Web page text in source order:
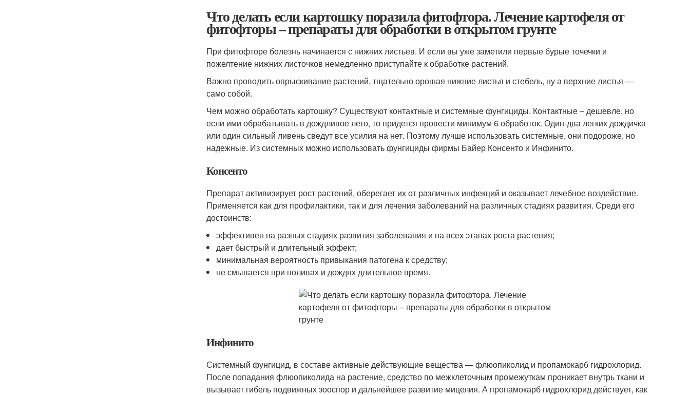
Что делать если картошку поразила фитофтора. Лечение картофеля от
фитофторы – препараты для обработки в открытом грунте
При фитофторе болезнь начинается с нижних листьев. И если вы уже заметили первые бурые точечки и
пожелтение нижних листочков немедленно приступайте к обработке растений.
Важно проводить опрыскивание растений, тщательно орошая нижние листья и стебель, ну а верхние листья —
само собой.
Чем можно обработать картошку? Существуют контактные и системные фунгициды. Контактные – дешевле, но
если ими обрабатывать в дождливое лето, то придется провести минимум 6 обработок. Один-два легких дождичка
или один сильный ливень сведут все усилия на нет. Поэтому лучше использовать системные, они подороже, но
надежные. Из системных можно использовать фунгициды фирмы Байер Консенто и Инфинито.
Консенто
Препарат активизирует рост растений, оберегает их от различных инфекций и оказывает лечебное воздействие.
Применяется как для профилактики, так и для лечения заболеваний на различных стадиях развития. Среди его
достоинств:
эффективен на разных стадиях развития заболевания и на всех этапах роста растения;
дает быстрый и длительный эффект;
минимальная вероятность привыкания патогена к средству;
не смывается при поливах и дождях длительное время.
Инфинито
Системный фунгицид, в составе активные действующие вещества — флюопиколид и пропамокарб гидрохлорид.
После попадания флюопиколида на растение, средство по межклеточным промежуткам проникает внутрь ткани и
вызывает гибель подвижных зооспор и дальнейшее развитие мицелия. А пропамокарб гидрохлорид действует, как